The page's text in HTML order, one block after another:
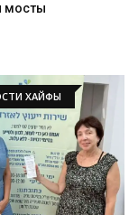
мосты
ХАЙФЫ